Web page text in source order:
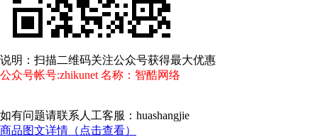
说明：扫描二维码关注公众号获得最大优惠
公众号帐号:zhikunet 名称：智酷网络
如有问题请联系人工客服：huashangjie
商品图文详情（点击查看）